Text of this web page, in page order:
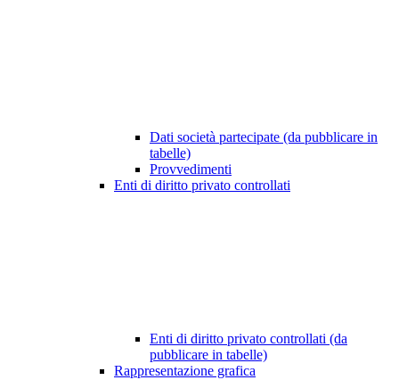
Dati società partecipate (da pubblicare in
tabelle)
Provvedimenti
Enti di diritto privato controllati
Enti di diritto privato controllati (da
pubblicare in tabelle)
Rappresentazione grafica